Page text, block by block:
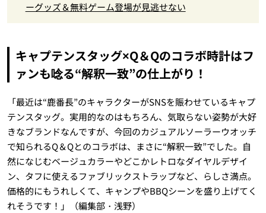
ーグッズ＆無料ゲーム登場が見逃せない
キャプテンスタッグ×Q＆Qのコラボ時計はフ
ァンも唸る“解釈一致”の仕上がり！
「最近は“鹿番長”のキャラクターがSNSを賑わせているキャプ
テンスタッグ。実用的なのはもちろん、気取らない姿勢が大好
きなブランドなんですが、今回のカジュアルソーラーウオッチ
で知られるQ＆Qとのコラボは、まさに“解釈一致”でした。自
然になじむベージュカラーやどこかレトロなダイヤルデザイ
ン、タフに使えるファブリックストラップなど、らしさ満点。
価格的にもうれしくて、キャンプやBBQシーンを盛り上げてく
れそうです！」（編集部・浅野）